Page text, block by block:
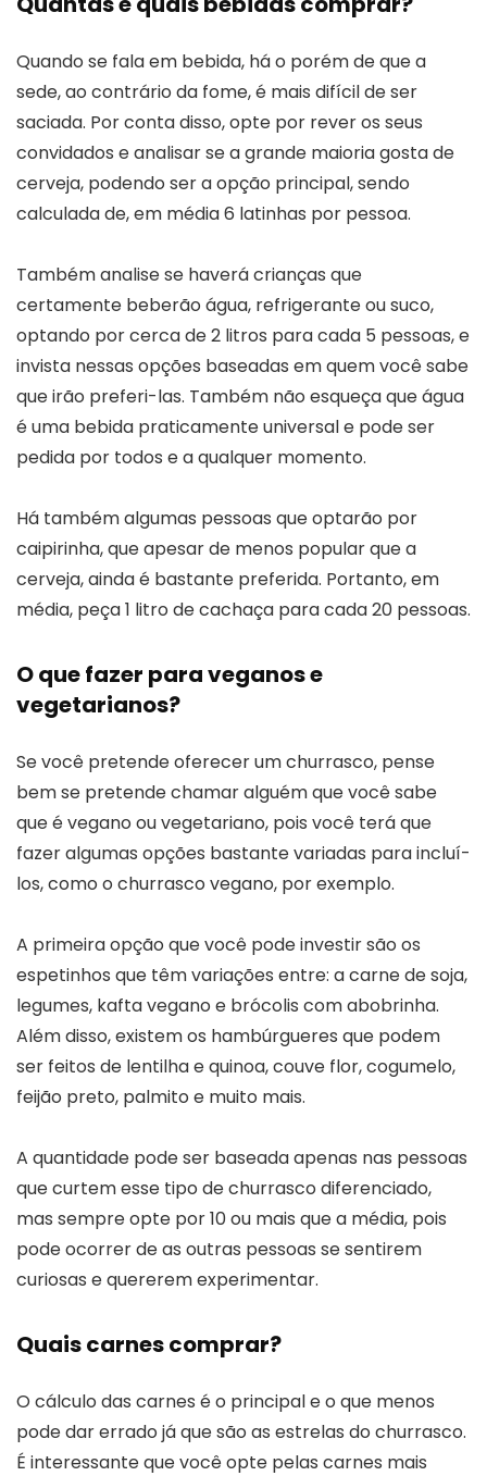
Quando se fala em bebida, há o porém de que a
sede, ao contrário da fome, é mais difícil de ser
saciada. Por conta disso, opte por rever os seus
convidados e analisar se a grande maioria gosta de
cerveja, podendo ser a opção principal, sendo
calculada de, em média 6 latinhas por pessoa.
Também analise se haverá crianças que
certamente beberão água, refrigerante ou suco,
optando por cerca de 2 litros para cada 5 pessoas, e
invista nessas opções baseadas em quem você sabe
que irão preferi-las. Também não esqueça que água
é uma bebida praticamente universal e pode ser
pedida por todos e a qualquer momento.
Há também algumas pessoas que optarão por
caipirinha, que apesar de menos popular que a
cerveja, ainda é bastante preferida. Portanto, em
média, peça 1 litro de cachaça para cada 20 pessoas.
O que fazer para veganos e
vegetarianos?
Se você pretende oferecer um churrasco, pense
bem se pretende chamar alguém que você sabe
que é vegano ou vegetariano, pois você terá que
fazer algumas opções bastante variadas para incluí-
los, como o churrasco vegano, por exemplo.
A primeira opção que você pode investir são os
espetinhos que têm variações entre: a carne de soja,
legumes, kafta vegano e brócolis com abobrinha.
Além disso, existem os hambúrgueres que podem
ser feitos de lentilha e quinoa, couve flor, cogumelo,
feijão preto, palmito e muito mais.
A quantidade pode ser baseada apenas nas pessoas
que curtem esse tipo de churrasco diferenciado,
mas sempre opte por 10 ou mais que a média, pois
pode ocorrer de as outras pessoas se sentirem
curiosas e quererem experimentar.
Quais carnes comprar?
O cálculo das carnes é o principal e o que menos
pode dar errado já que são as estrelas do churrasco.
É interessante que você opte pelas carnes mais